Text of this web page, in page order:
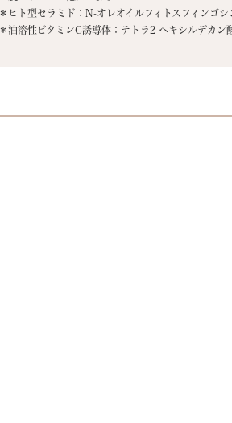
＊ヒト型セラミド：N-オレオイルフィトスフィンゴシ
＊油溶性ビタミンC誘導体：テトラ2-ヘキシルデカン